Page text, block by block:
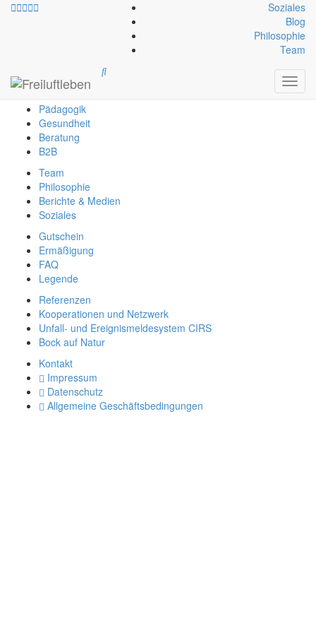
Soziales
Blog
Philosophie
Team
info@freiluftleben.at +43 664 64 664 23
Freiluftleben
Pädagogik
Gesundheit
Beratung
B2B
Team
Philosophie
Berichte & Medien
Soziales
Gutschein
Ermäßigung
FAQ
Legende
Referenzen
Kooperationen und Netzwerk
Unfall- und Ereignismeldesystem CIRS
Bock auf Natur
Kontakt
Impressum
Datenschutz
Allgemeine Geschäftsbedingungen